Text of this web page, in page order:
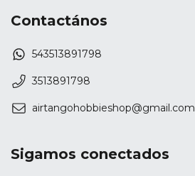
Contactános
543513891798
3513891798
airtangohobbieshop@gmail.com
Sigamos conectados